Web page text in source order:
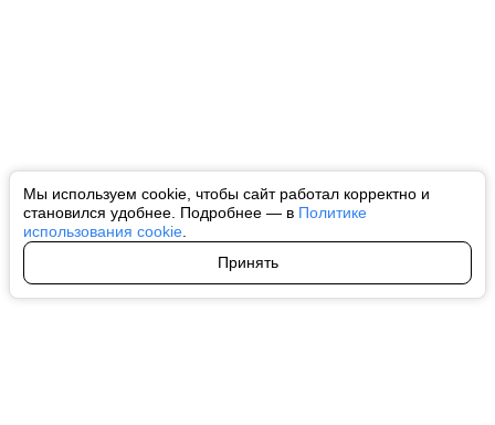
Мы используем cookie, чтобы сайт работал корректно и
становился удобнее. Подробнее — в Политике
использования cookie
Принять